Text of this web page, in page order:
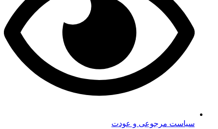
سیاست مرجوعی و عودت